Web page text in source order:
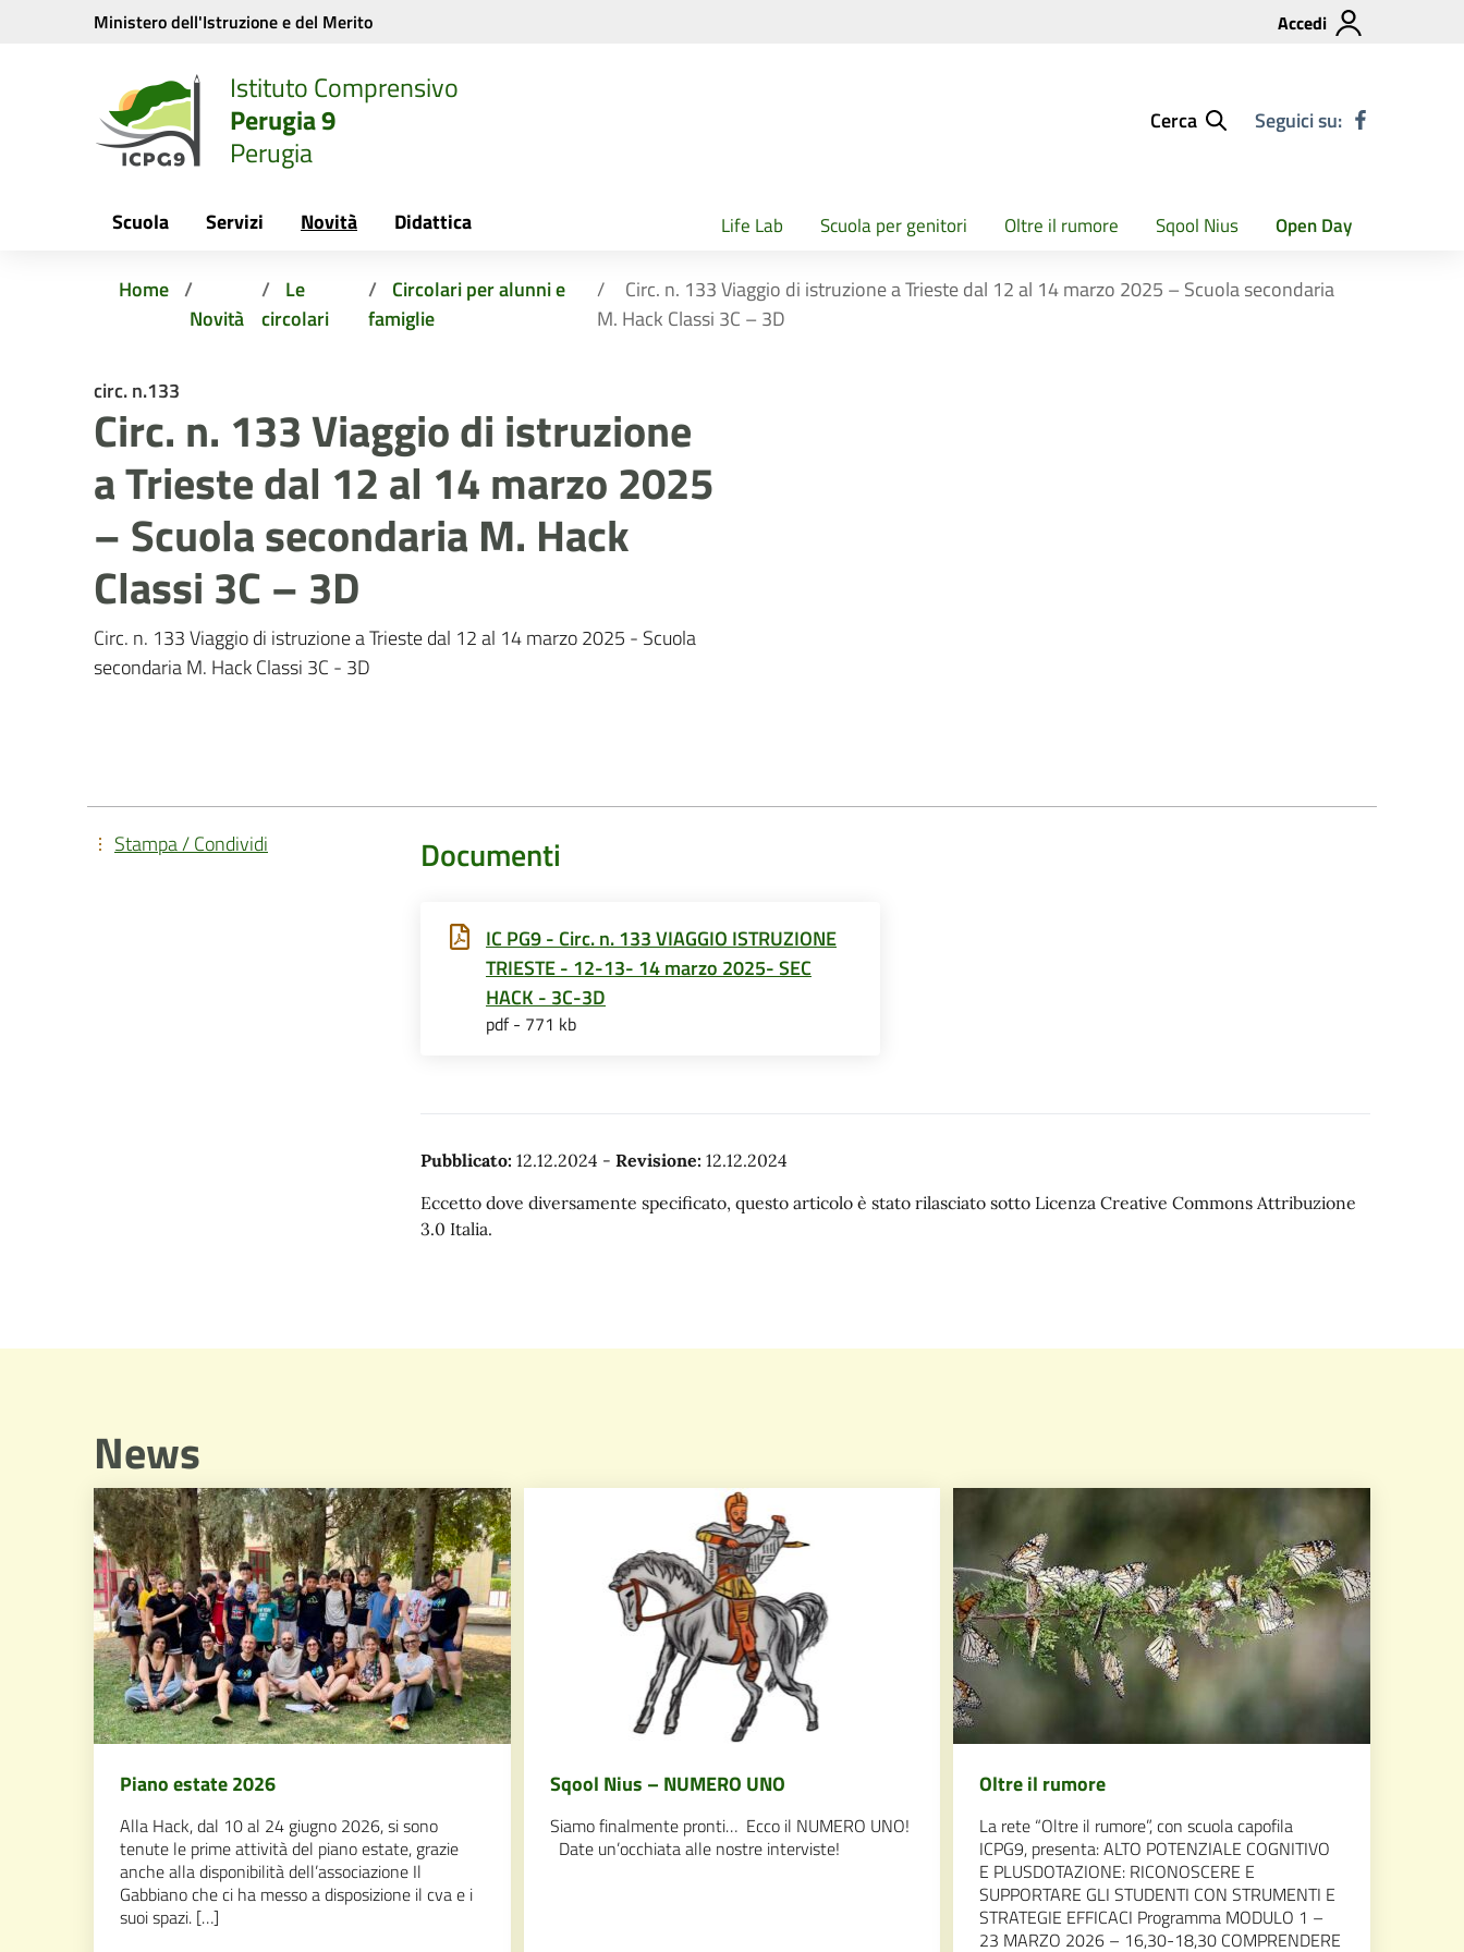
Vai ai contenuti
Vai al menu di navigazione
Ministero dell'Istruzione e del Merito Accedi
Istituto Comprensivo
Perugia 9
Perugia
Cerca Seguici su:
Scuola Servizi Novità Didattica Life Lab Scuola per genitori Oltre il rumore Sqool Nius Open Day
Home
Novità
Le
circolari
Circolari per alunni e
famiglie
Circ. n. 133 Viaggio di istruzione a Trieste dal 12 al 14 marzo 2025 – Scuola secondaria
M. Hack Classi 3C – 3D
circ. n.133
Circ. n. 133 Viaggio di istruzione
a Trieste dal 12 al 14 marzo 2025
– Scuola secondaria M. Hack
Classi 3C – 3D
Circ. n. 133 Viaggio di istruzione a Trieste dal 12 al 14 marzo 2025 - Scuola
secondaria M. Hack Classi 3C - 3D
Documenti
IC PG9 - Circ. n. 133 VIAGGIO ISTRUZIONE
TRIESTE - 12-13- 14 marzo 2025- SEC
HACK - 3C-3D
pdf - 771 kb
Pubblicato: 12.12.2024 - Revisione: 12.12.2024
Eccetto dove diversamente specificato, questo articolo è stato rilasciato sotto Licenza Creative Commons Attribuzione
3.0 Italia.
Stampa / Condividi
News
Piano estate 2026
Alla Hack, dal 10 al 24 giugno 2026, si sono
tenute le prime attività del piano estate, grazie
anche alla disponibilità dell’associazione Il
Gabbiano che ci ha messo a disposizione il cva e i
suoi spazi. […]
Sqool Nius – NUMERO UNO
Siamo finalmente pronti… Ecco il NUMERO UNO!
Date un’occhiata alle nostre interviste!
Oltre il rumore
La rete “Oltre il rumore”, con scuola capofila
ICPG9, presenta: ALTO POTENZIALE COGNITIVO
E PLUSDOTAZIONE: RICONOSCERE E
SUPPORTARE GLI STUDENTI CON STRUMENTI E
STRATEGIE EFFICACI Programma MODULO 1 –
23 MARZO 2026 – 16,30-18,30 COMPRENDERE